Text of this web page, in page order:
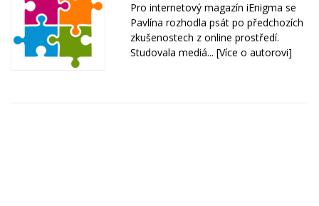
Pro internetový magazín iEnigma se
Pavlína rozhodla psát po předchozích
zkušenostech z online prostředí.
Studovala mediá... [Více o autorovi]